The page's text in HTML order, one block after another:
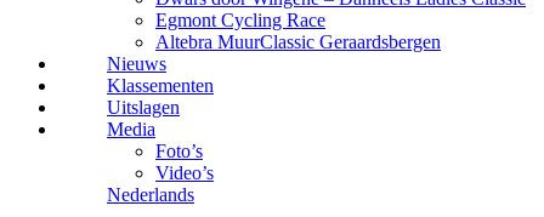
Egmont Cycling Race
Altebra MuurClassic Geraardsbergen
Nieuws
Klassementen
Uitslagen
Media
Foto’s
Video’s
Nederlands